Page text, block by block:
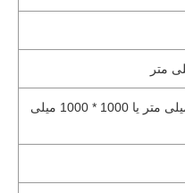
500 * 500 میلی متر یا 1000 * 1000 میلی